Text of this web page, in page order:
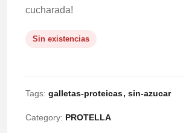
cucharada!
Sin existencias
Tags: galletas-proteicas sin-azucar
Category: PROTELLA